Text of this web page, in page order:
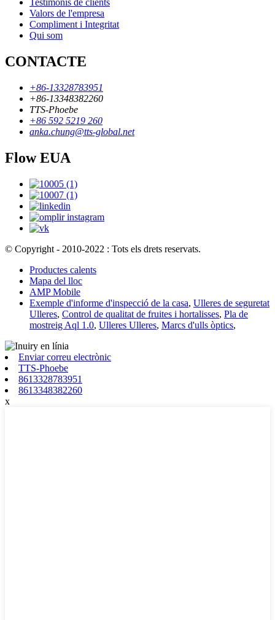
Testimonis de clients
Valors de l'empresa
Compliment i Integritat
Qui som
CONTACTE
+86-13328783951
+86-13348382260
TTS-Phoebe
+86 592 5219 260
anka.chung@tts-global.net
Flow EUA
© Copyright - 2010-2022 : Tots els drets reservats.
Productes calents
Mapa del lloc
AMP Mobile
Exemple d'informe d'inspecció de la casa, Ulleres de seguretat
Ulleres, Control de qualitat de fruites i hortalisses, Pla de
mostreig Aql 1.0, Ulleres Ulleres, Marcs d'ulls òptics,
Enviar correu electrònic
TTS-Phoebe
8613328783951
8613348382260
x